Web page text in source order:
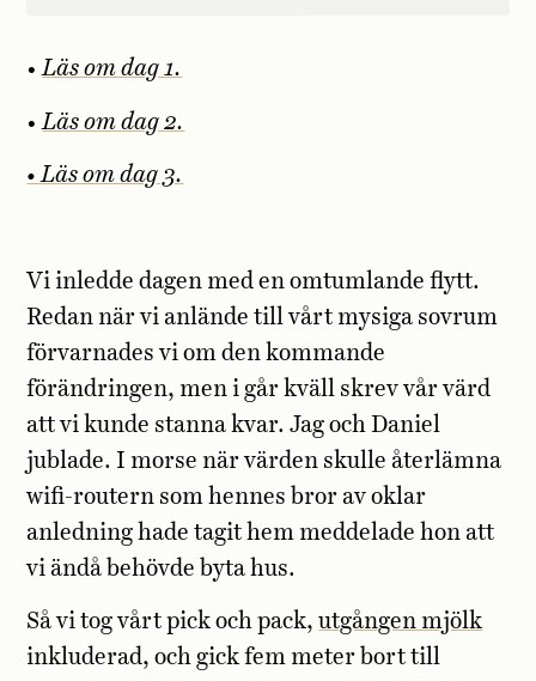
•Läs om dag 1.
• Läs om dag 2.
• Läs om dag 3.
Vi inledde dagen med en omtumlande flytt.
Redan när vi anlände till vårt mysiga sovrum
förvarnades vi om den kommande
förändringen, men i går kväll skrev vår värd
att vi kunde stanna kvar. Jag och Daniel
jublade. I morse när värden skulle återlämna
wifi-routern som hennes bror av oklar
anledning hade tagit hem meddelade hon att
vi ändå behövde byta hus.
Så vi tog vårt pick och pack,utgången mjölk
inkluderad, och gick fem meter bort till